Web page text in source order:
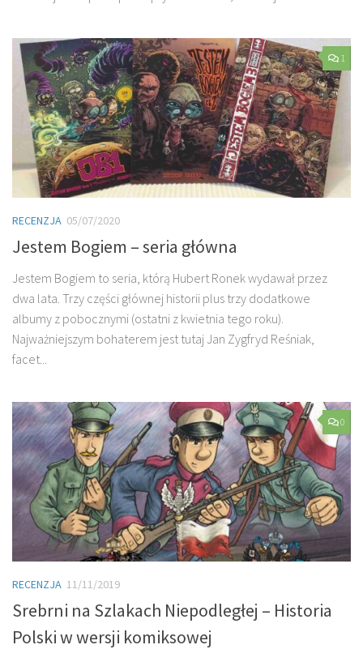
1
RECENZJA 05/07/2020
Jestem Bogiem – seria główna
Jestem Bogiem to seria, którą Hubert Ronek wydawał przez
dwa lata. Trzy części głównej historii plus trzy dodatkowe
albumy z pobocznymi (ostatni z kwietnia tego roku).
Najważniejszym bohaterem jest tutaj Jan Zygfryd Reśniak,
facet...
0
RECENZJA 11/11/2019
Srebrni na Szlakach Niepodległej – Historia
Polski w wersji komiksowej